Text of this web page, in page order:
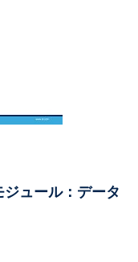
ュール：データ